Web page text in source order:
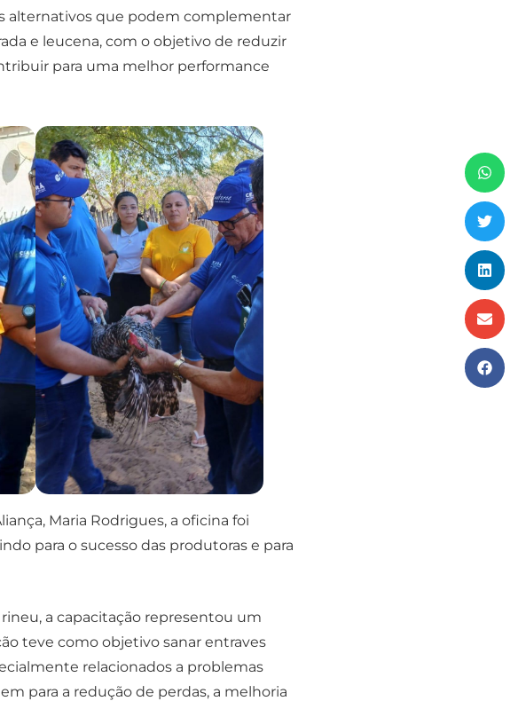
alternativos que podem complementar
e leucena, com o objetivo de reduzir
para uma melhor performance
Maria Rodrigues, a oficina foi
para o sucesso das produtoras e para
a capacitação representou um
teve como objetivo sanar entraves
relacionados a problemas
para a redução de perdas, a melhoria